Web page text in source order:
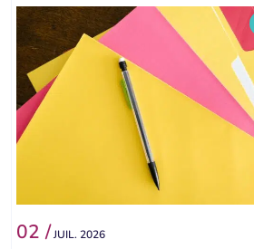
02 /JUIL. 2026